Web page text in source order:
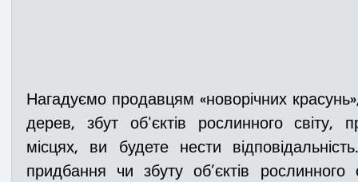
Нагадуємо продавцям «новорічних
дерев, збут об'єктів рослинного світу,
місцях, ви будете нести
придбання чи збуту об’єктів